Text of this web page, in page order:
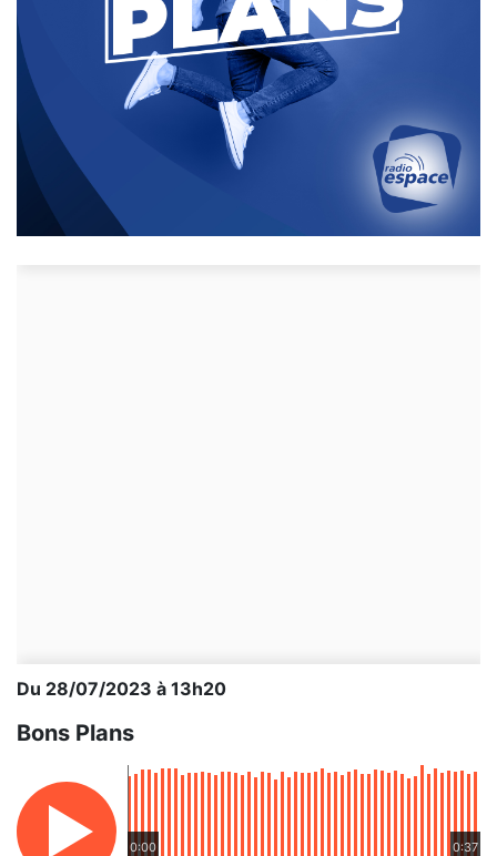
Du 28/07/2023 à 13h20
Bons Plans
0:00 0:37